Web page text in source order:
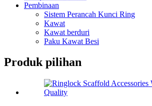
Pembinaan
Sistem Perancah Kunci Ring
Kawat
Kawat berduri
Paku Kawat Besi
Produk pilihan